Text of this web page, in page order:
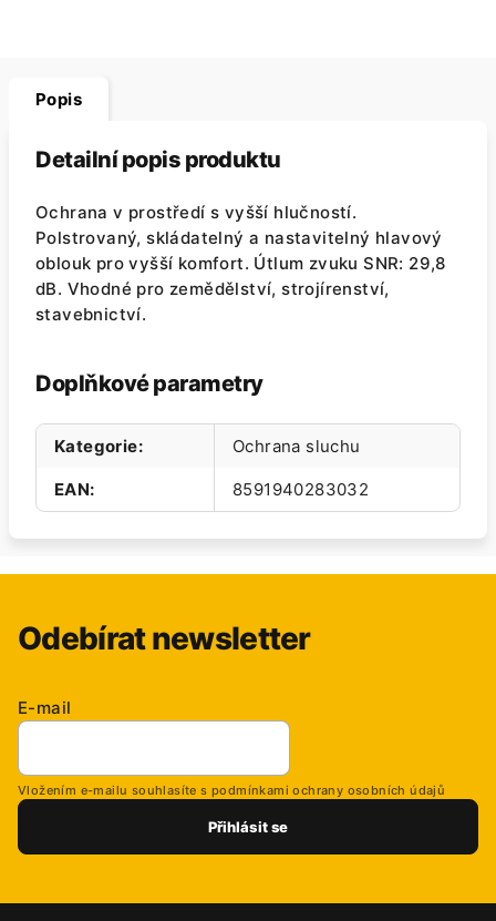
Popis
Detailní popis produktu
Ochrana v prostředí s vyšší hlučností.
Polstrovaný, skládatelný a nastavitelný hlavový
oblouk pro vyšší komfort. Útlum zvuku SNR: 29,8
dB. Vhodné pro zemědělství, strojírenství,
stavebnictví.
Doplňkové parametry
Kategorie: Ochrana sluchu
EAN: 8591940283032
Odebírat newsletter
E-mail
Vložením e-mailu souhlasíte s podmínkami ochrany osobních údajů
Přihlásit se